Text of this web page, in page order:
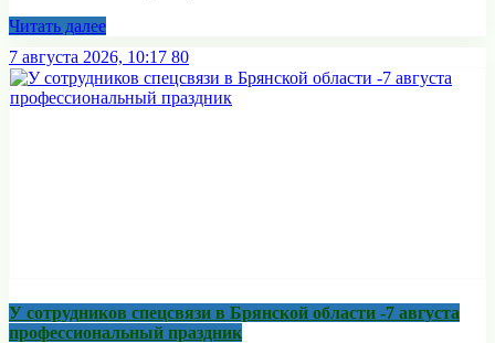
Читать далее
7 августа 2026, 10:17 80
У сотрудников спецсвязи в Брянской области -7 августа
профессиональный праздник